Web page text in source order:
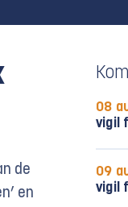
de
en
08
vigil
09
vigil